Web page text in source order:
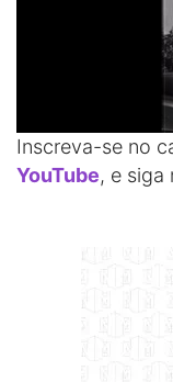
Inscreva-se no
YouTube, e siga